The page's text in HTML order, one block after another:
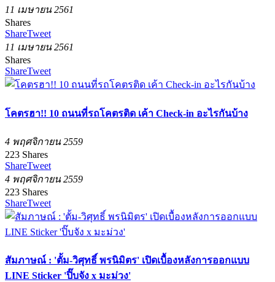
11 เมษายน 2561
Shares
ShareTweet
11 เมษายน 2561
Shares
ShareTweet
โคตรฮา!! 10 ถนนที่รถโคตรติด เค้า Check-in อะไรกันบ้าง
4 พฤศจิกายน 2559
223 Shares
ShareTweet
4 พฤศจิกายน 2559
223 Shares
ShareTweet
สัมภาษณ์ : 'ตั้ม-วิศุทธิ์ พรนิมิตร' เปิดเบื้องหลังการออกแบบ
LINE Sticker 'ปิ๊บจัง x มะม่วง'